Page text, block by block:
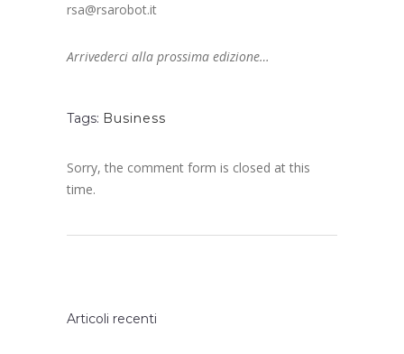
rsa@rsarobot.it
Arrivederci alla prossima edizione…
Tags: Business
Sorry, the comment form is closed at this
time.
Articoli recenti